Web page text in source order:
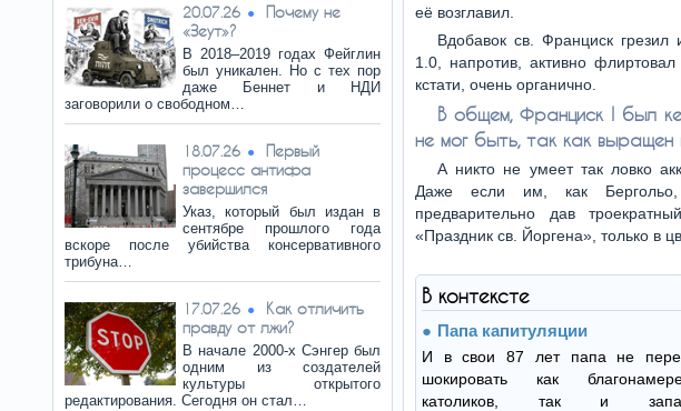
20.07.26
Почему не
«Зеут»?
В 2018–2019 годах Фейглин
был уникален. Но с тех пор
даже Беннет и НДИ
заговорили о свободном…
18.07.26
Первый
процесс антифа
завершился
Указ, который был издан в
сентябре прошлого года
вскоре после убийства консервативного
трибуна…
17.07.26
Как отличить
правду от лжи?
В начале 2000-х Сэнгер был
одним из создателей
культуры открытого
редактирования. Сегодня он стал…
её возглавил.
Вдобавок св. Франциск грезил
1.0, напротив, активно
кстати, очень органично.
В общем, Франциск I был
не мог быть, так как выращен
А никто не умеет так ловко
Даже если им, как Бергольо,
предварительно дав
«Праздник св. Йоргена», только в
В контексте
Папа капитуляции
И в свои 87 лет папа не
шокировать как
католиков, так и